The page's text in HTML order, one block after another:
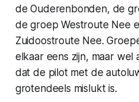
de Ouderenbonden, de
de groep Westroute Nee
Zuidoostroute Nee.
elkaar eens zijn, maar wel
dat de pilot met de
grotendeels mislukt is.